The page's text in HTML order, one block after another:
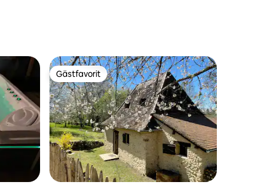
Gästfavorit
Gästfavorit